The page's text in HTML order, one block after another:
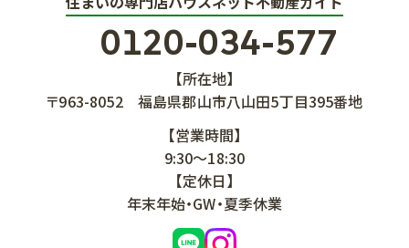
0120-034-577
【所在地】
〒963-8052
福島県郡山市八山田5丁目395番地
【営業時間】
9:30～18:30
【定休日】
年末年始・GW・夏季休業